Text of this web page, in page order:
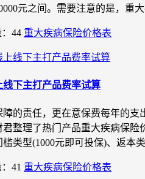
元之间。需要注意的是，
44 重大疾病保险价格表
下主打产品费率试算
的责任，更在意保费每年的
整理了热门产品重大疾病保
类型(1000元即可投保)、返本
41 重大疾病保险价格表